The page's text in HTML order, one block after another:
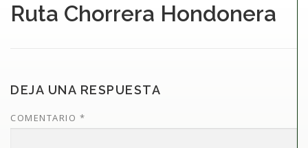
Ruta Chorrera Hondonera
DEJA UNA RESPUESTA
COMENTARIO *